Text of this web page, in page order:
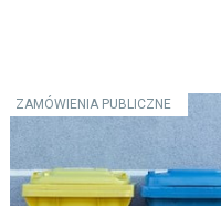
ZAMÓWIENIA PUBLICZNE